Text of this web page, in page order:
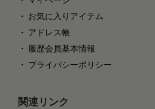
お気に入りアイテム
アドレス帳
履歴会員基本情報
プライバシーポリシー
関連リンク